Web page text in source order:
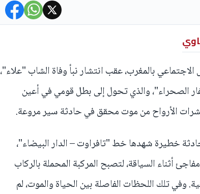
بالمغرب، عقب انتشار نبأ وفاة الشاب "علاء"،
الصحراء"، والذي تحول إلى بطل قومي في أعين
عشرات الأرواح من موت محقق في حادثة سير مروعة.
خطيرة شهدها خط "تافراوت – الدار البيضاء"،
أثناء السياقة، لتصبح المركبة المحملة بالركاب
تلك اللحظات الفاصلة بين الحياة والموت، لم